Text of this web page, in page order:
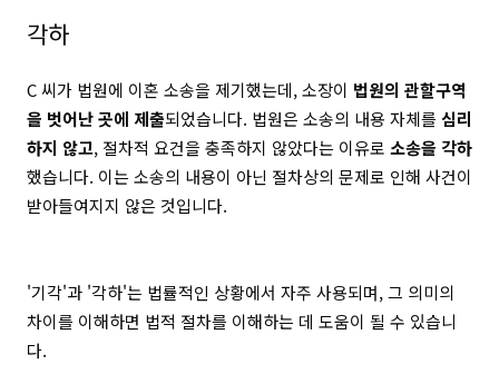
각하
C 씨가 법원에 이혼 소송을 제기했는데, 소장이 법원의 관할구역
을 벗어난 곳에 제출되었습니다. 법원은 소송의 내용 자체를 심리
하지 않고, 절차적 요건을 충족하지 않았다는 이유로 소송을 각하
했습니다. 이는 소송의 내용이 아닌 절차상의 문제로 인해 사건이
받아들여지지 않은 것입니다.
'기각'과 '각하'는 법률적인 상황에서 자주 사용되며, 그 의미의
차이를 이해하면 법적 절차를 이해하는 데 도움이 될 수 있습니
다.